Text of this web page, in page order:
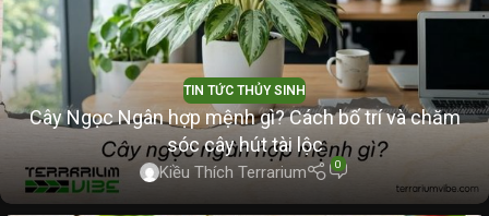
TIN TỨC THỦY SINH
Cây Ngọc Ngân hợp mệnh gì? Cách bố trí và chăm
sóc cây hút tài lộc
Kiều Thích Terrarium 0